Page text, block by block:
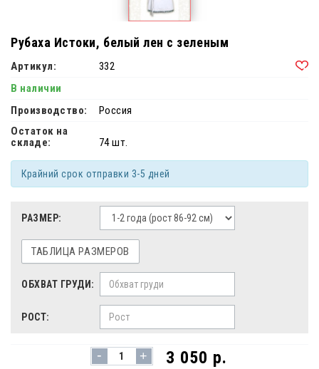
Рубаха Истоки, белый лен с зеленым
Артикул:
332
В наличии
Производство:
Россия
Остаток на
складе:
74 шт.
Крайний срок отправки 3-5 дней
РАЗМЕР:
ТАБЛИЦА РАЗМЕРОВ
ОБХВАТ ГРУДИ:
РОСТ:
- + 3 050 р.